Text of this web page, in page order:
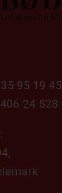
95 19 45
24 528